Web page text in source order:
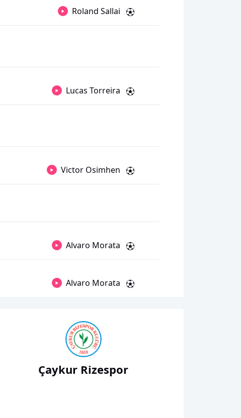
Roland Sallai
Lucas Torreira
Victor Osimhen
Alvaro Morata
Alvaro Morata
Çaykur Rizespor